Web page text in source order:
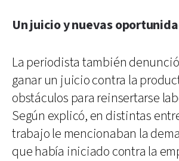
Un juicio y nuevas
La periodista también
ganar un juicio contra la
obstáculos para reinsertarse
Según explicó, en distintas
trabajo le mencionaban la
que había iniciado contra la